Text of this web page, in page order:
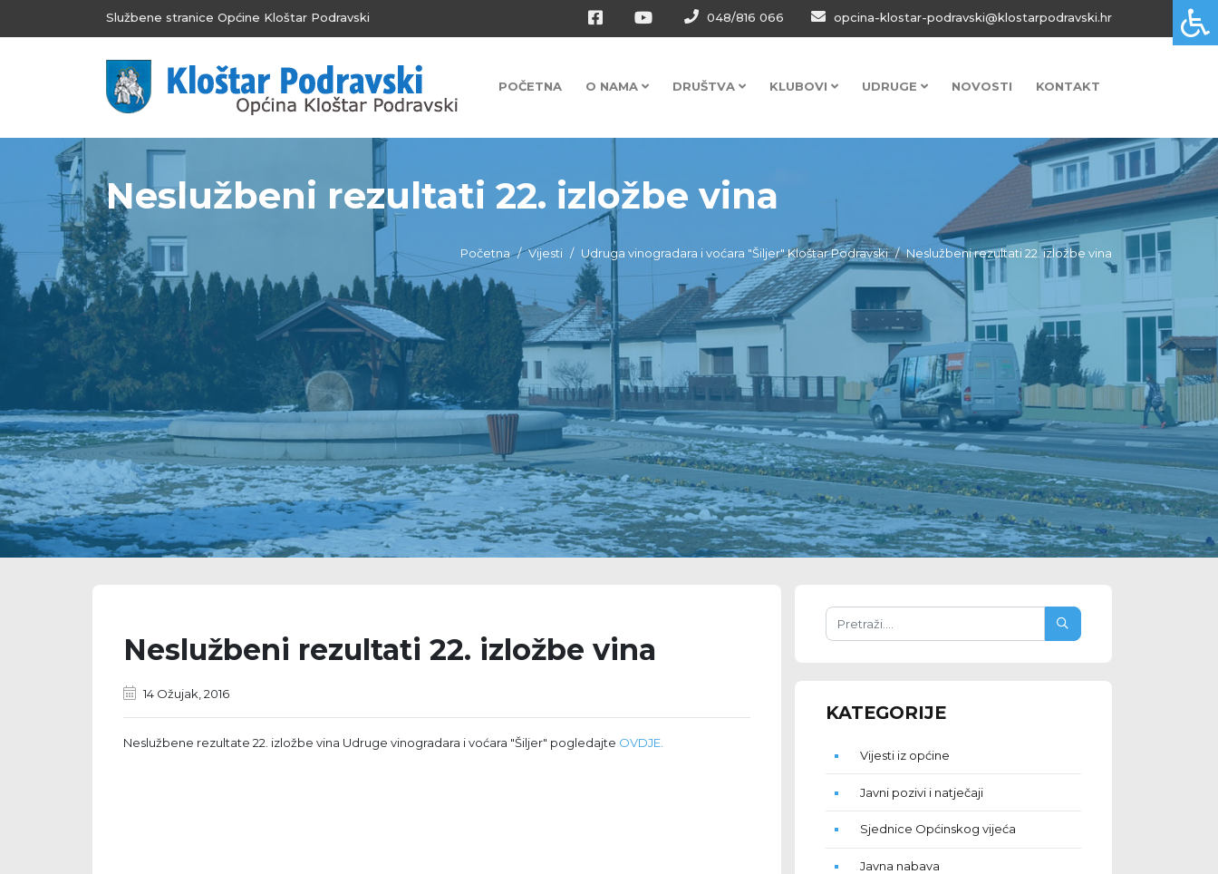
Službene stranice Općine Kloštar Podravski 048/816 066 opcina-klostar-podravski@klostarpodravski.hr
POČETNA O NAMA DRUŠTVA KLUBOVI UDRUGE NOVOSTI KONTAKT
Neslužbeni rezultati 22. izložbe vina
Početna Vijesti Udruga vinogradara i voćara "Šiljer" Kloštar Podravski Neslužbeni rezultati 22. izložbe vina
Neslužbeni rezultati 22. izložbe vina
14 Ožujak, 2016
Neslužbene rezultate 22. izložbe vina Udruge vinogradara i voćara "Šiljer" pogledajte OVDJE.
KATEGORIJE
Vijesti iz općine
Javni pozivi i natječaji
Sjednice Općinskog vijeća
Javna nabava